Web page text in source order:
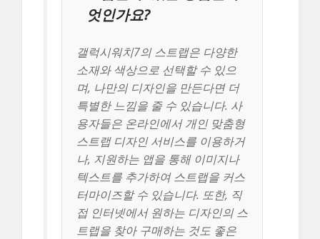
엇인가요?
갤럭시워치7의 스트랩은 다양한
소재와 색상으로 선택할 수 있으
며, 나만의 디자인을 만든다면 더
특별한 느낌을 줄 수 있습니다. 사
용자들은 온라인에서 개인 맞춤형
스트랩 디자인 서비스를 이용하거
나, 지원하는 앱을 통해 이미지나
텍스트를 추가하여 스트랩을 커스
터마이즈할 수 있습니다. 또한, 직
접 인터넷에서 원하는 디자인의 스
트랩을 찾아 구매하는 것도 좋은